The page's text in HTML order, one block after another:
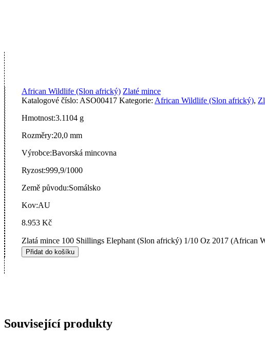
African Wildlife (Slon africký) Zlaté mince
Katalogové číslo: ASO00417 Kategorie: African Wildlife (Slon africký),
Hmotnost:3.1104 g
Rozměry:20,0 mm
Výrobce:Bavorská mincovna
Ryzost:999,9/1000
Země původu:Somálsko
Kov:AU
8.953 Kč
Zlatá mince 100 Shillings Elephant (Slon africký) 1/10 Oz 2017 (African
Přidat do košíku
Související produkty